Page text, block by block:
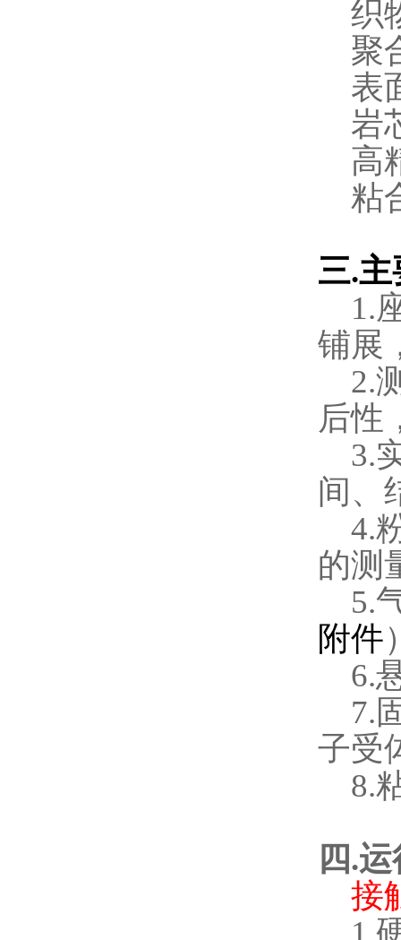
织
聚
表
岩
高
粘
三.主
1.
铺展
2.
后性
3.
间、
4.
的测
5.
附件
6.
7.
子受
8.
四.运
接
1.